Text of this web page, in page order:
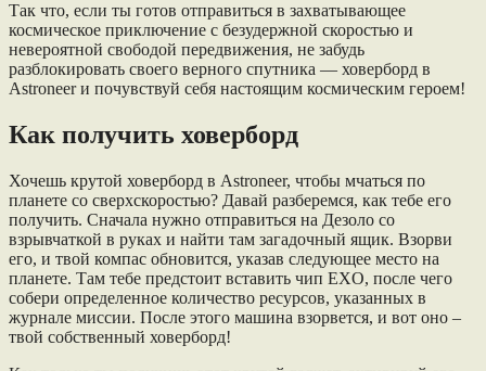
Так что, если ты готов отправиться в захватывающее
космическое приключение с безудержной скоростью и
невероятной свободой передвижения, не забудь
разблокировать своего верного спутника — ховерборд в
Astroneer и почувствуй себя настоящим космическим героем!
Как получить ховерборд
Хочешь крутой ховерборд в Astroneer, чтобы мчаться по
планете со сверхскоростью? Давай разберемся, как тебе его
получить. Сначала нужно отправиться на Дезоло со
взрывчаткой в руках и найти там загадочный ящик. Взорви
его, и твой компас обновится, указав следующее место на
планете. Там тебе предстоит вставить чип EXO, после чего
собери определенное количество ресурсов, указанных в
журнале миссии. После этого машина взорвется, и вот оно –
твой собственный ховерборд!